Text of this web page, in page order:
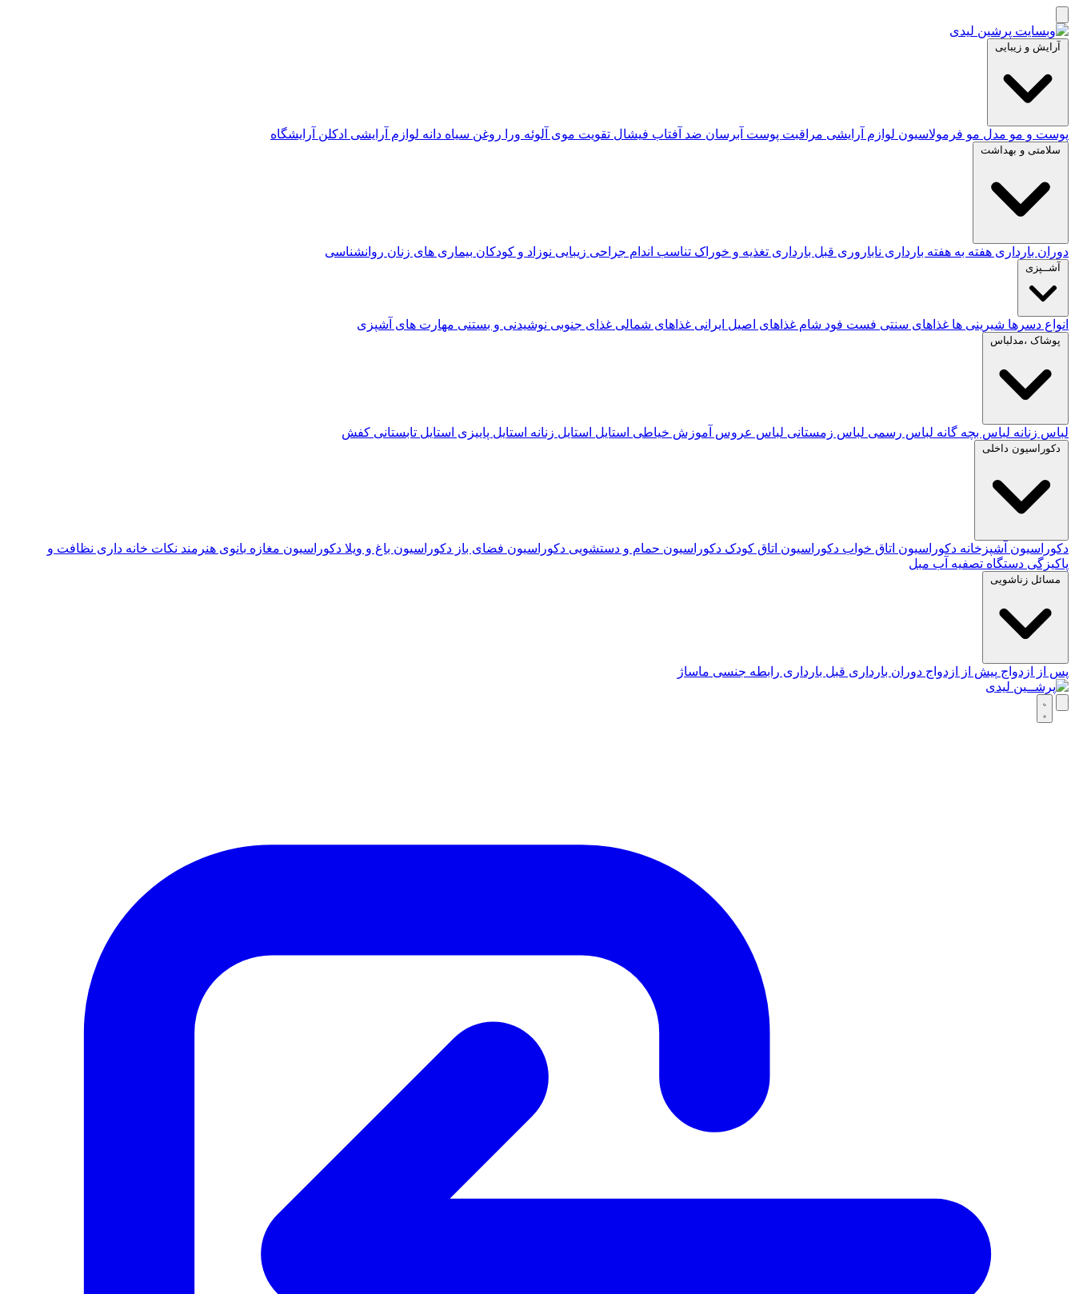
آرایش و زیبایی
پوست و مو مدل مو فرمولاسیون لوازم آرایشی مراقبت پوست آبرسان ضد آفتاب فیشال تقویت موی آلوئه‌ ورا روغن سیاه دانه لوازم آرایشی ادکلن آرایشگاه
سلامتی و بهداشت
دوران بارداری هفته به هفته بارداری ناباروری قبل بارداری تغذیه و خوراک تناسب اندام جراحی زیبایی نوزاد و کودکان بیماری های زنان روانشناسی
آشــپزی
انواع دسرها شیرینی ها غذاهای سنتی فست فود شام غذاهای اصیل ایرانی غذاهای شمالی غذای جنوبی نوشیدنی و بستنی مهارت های آشپزی
پوشاک ،مدلباس
لباس زنانه لباس بچه گانه لباس رسمی لباس زمستانی لباس عروس آموزش خیاطی استایل استایل زنانه استایل پاییزی استایل تابستانی کفش
دکوراسیون داخلی
دکوراسیون آشپزخانه دکوراسیون اتاق خواب دکوراسیون اتاق کودک دکوراسیون حمام و دستشویی دکوراسیون فضای باز دکوراسیون باغ و ویلا دکوراسیون مغازه بانوی هنرمند نکات خانه داری نظافت و
پاکیزگی دستگاه تصفیه آب مبل
مسائل زناشویی
پس از ازدواج پیش از ازدواج دوران بارداری قبل بارداری رابطه جنسی ماساژ